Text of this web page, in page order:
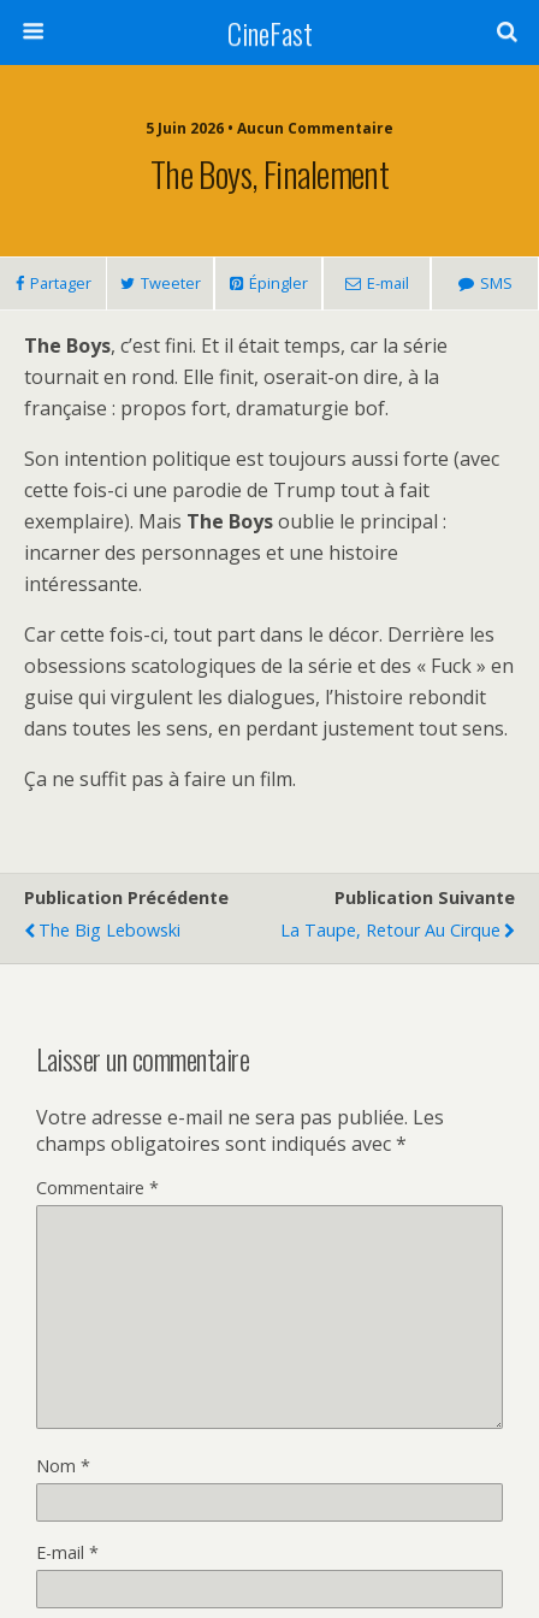
CineFast
5 Juin 2026 • Aucun Commentaire
The Boys, Finalement
Partager Tweeter Épingler E-mail SMS
The Boys, c’est fini. Et il était temps, car la série
tournait en rond. Elle finit, oserait-on dire, à la
française : propos fort, dramaturgie bof.
Son intention politique est toujours aussi forte (avec
cette fois-ci une parodie de Trump tout à fait
exemplaire). Mais The Boysoublie le principal :
incarner des personnages et une histoire
intéressante.
Car cette fois-ci, tout part dans le décor. Derrière les
obsessions scatologiques de la série et des « Fuck » en
guise qui virgulent les dialogues, l’histoire rebondit
dans toutes les sens, en perdant justement tout sens.
Ça ne suffit pas à faire un film.
Publication Précédente
The Big Lebowski
Publication Suivante
La Taupe, Retour Au Cirque
Laisser un commentaire
Votre adresse e-mail ne sera pas publiée. Les
champs obligatoires sont indiqués avec*
Commentaire *
Nom *
E-mail *